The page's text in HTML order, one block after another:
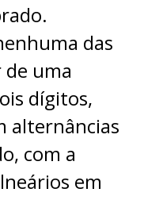
das
uma
dígitos,
alternâncias
com a
em